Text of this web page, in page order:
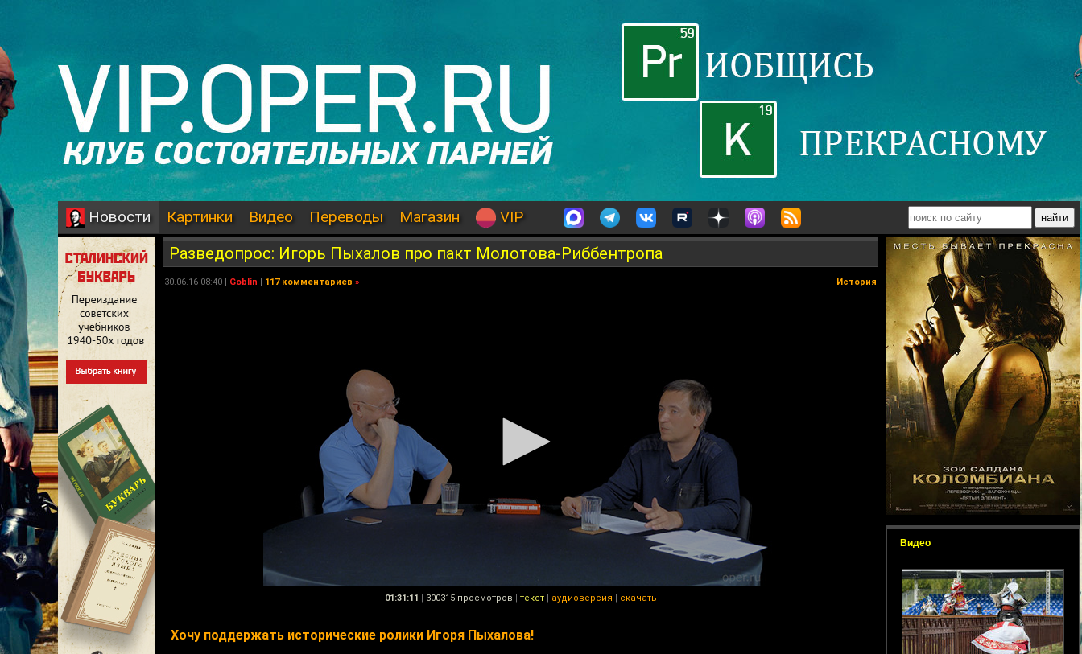
Новости Картинки Видео Переводы Магазин VIP
Видео
Разведопрос: Игорь Пыхалов про пакт Молотова-Риббентропа
30.06.16 08:40 | Goblin | 117 комментариев » История
01:31:11 | 300315 просмотров | текст | аудиоверсия | скачать
Хочу поддержать исторические ролики Игоря Пыхалова!